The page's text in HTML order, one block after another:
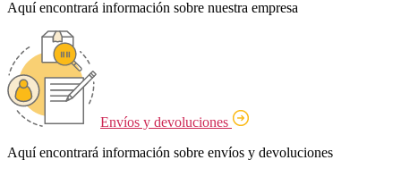
Aquí encontrará información sobre nuestra empresa
Envíos y devoluciones
Aquí encontrará información sobre envíos y devoluciones